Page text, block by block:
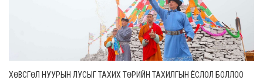
ХӨВСГӨЛ НУУРЫН ЛУСЫГ ТАХИХ ТӨРИЙН ТАХИЛГЫН ЁСЛОЛ БОЛЛОО